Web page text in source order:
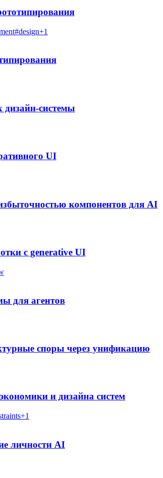
#design+1
дизайн-системы
UI
компонентов для AI
с generative UI
для агентов
споры через унификацию
и дизайна систем
+1
личности AI